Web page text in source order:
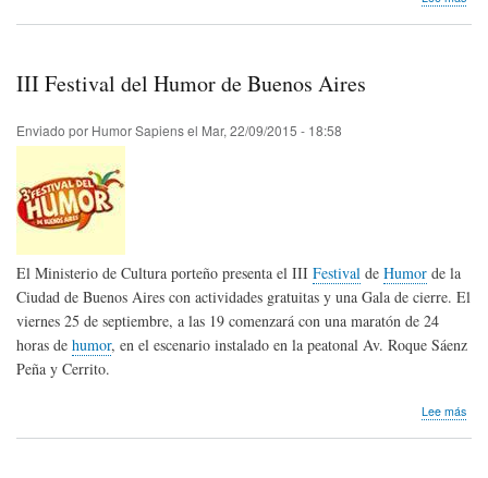
III Festival del Humor de Buenos Aires
Enviado por Humor Sapiensel Mar, 22/09/2015 - 18:58
El Ministerio de Cultura porteño presenta el III Festival de Humor de la
Ciudad de Buenos Aires con actividades gratuitas y una Gala de cierre. El
viernes 25 de septiembre, a las 19 comenzará con una maratón de 24
horas de humor, en el escenario instalado en la peatonal Av. Roque Sáenz
Peña y Cerrito.
Lee más